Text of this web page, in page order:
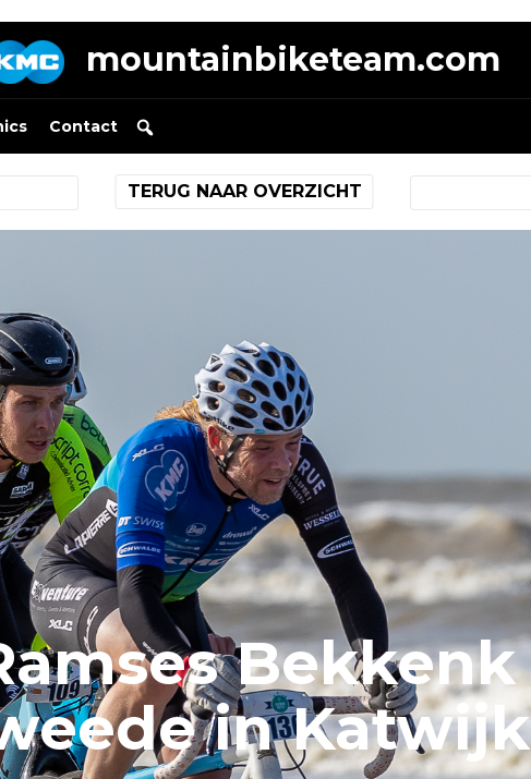
mountainbiketeam.com
Contact
TERUG NAAR OVERZICHT
Bekkenk
in Katwijk